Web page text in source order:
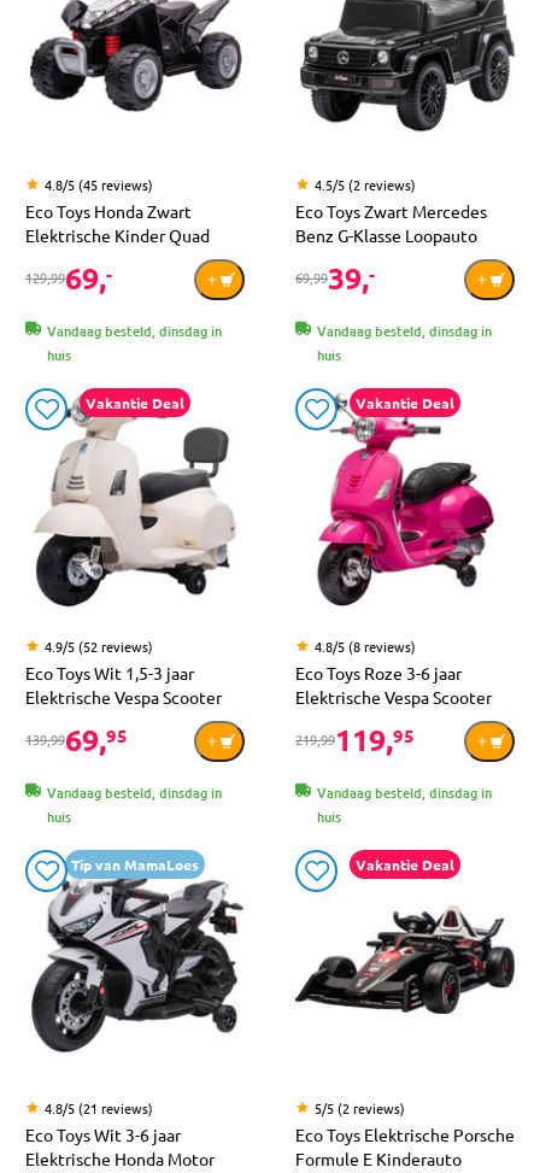
4.8/5 (45 reviews)
Eco Toys Honda Zwart
Elektrische Kinder Quad
129,9969,-
Vandaag besteld, dinsdag in
huis
4.5/5 (2 reviews)
Eco Toys Zwart Mercedes
Benz G-Klasse Loopauto
69,9939,-
Vandaag besteld, dinsdag in
huis
Vakantie Deal
4.9/5 (52 reviews)
Eco Toys Wit 1,5-3 jaar
Elektrische Vespa Scooter
139,9969,95
Vandaag besteld, dinsdag in
huis
Vakantie Deal
4.8/5 (8 reviews)
Eco Toys Roze 3-6 jaar
Elektrische Vespa Scooter
219,99119,95
Vandaag besteld, dinsdag in
huis
Tip van MamaLoes
4.8/5 (21 reviews)
Eco Toys Wit 3-6 jaar
Elektrische Honda Motor
Vakantie Deal
5/5 (2 reviews)
Eco Toys Elektrische Porsche
Formule E Kinderauto